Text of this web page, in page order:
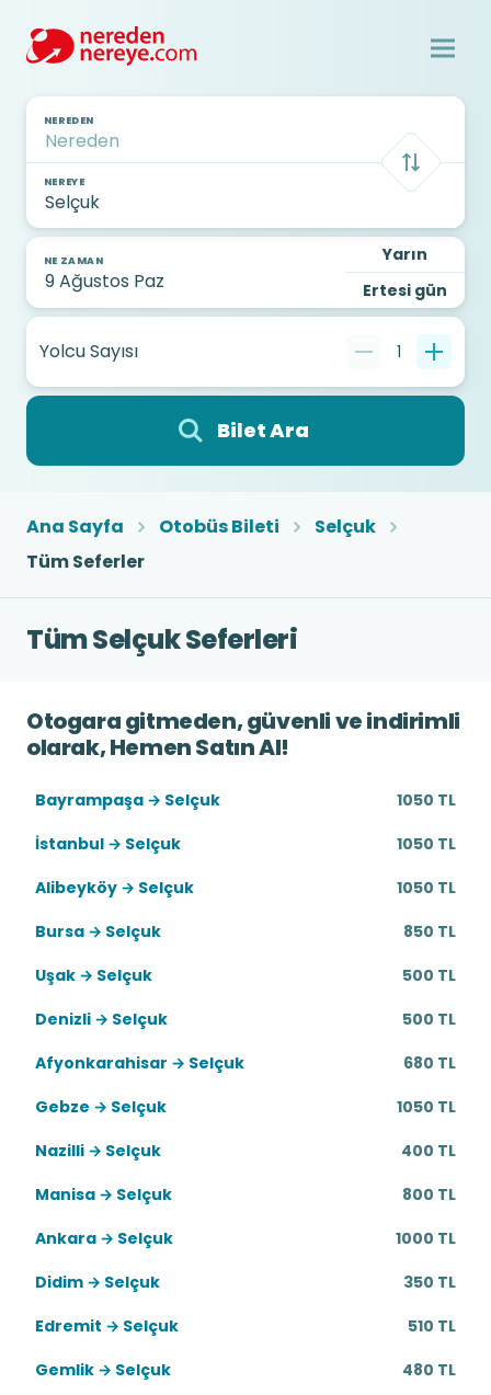
NEREDEN
NEREYE
NE ZAMAN
Yarın
Ertesi gün
Yolcu Sayısı 1
Bilet Ara
Ana Sayfa Otobüs Bileti
Selçuk
Tüm Seferler
Tüm Selçuk Seferleri
Otogara gitmeden, güvenli ve indirimli
olarak, Hemen Satın Al!
Bayrampaşa → Selçuk
1050 TL
İstanbul → Selçuk
1050 TL
Alibeyköy → Selçuk
1050 TL
Bursa → Selçuk
850 TL
Uşak → Selçuk
500 TL
Denizli → Selçuk
500 TL
Afyonkarahisar → Selçuk
680 TL
Gebze → Selçuk
1050 TL
Nazilli → Selçuk
400 TL
Manisa → Selçuk
800 TL
Ankara → Selçuk
1000 TL
Didim → Selçuk
350 TL
Edremit → Selçuk
510 TL
Gemlik → Selçuk
480 TL